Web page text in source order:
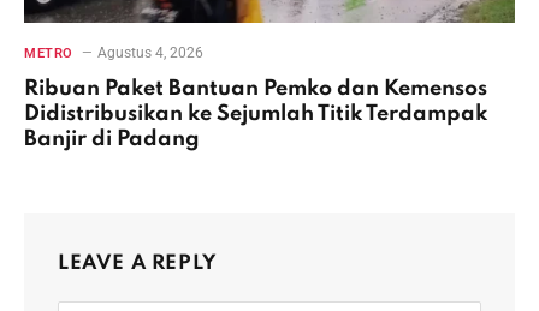
METRO Agustus 4, 2026
Ribuan Paket Bantuan Pemko dan Kemensos
Didistribusikan ke Sejumlah Titik Terdampak
Banjir di Padang
LEAVE A REPLY